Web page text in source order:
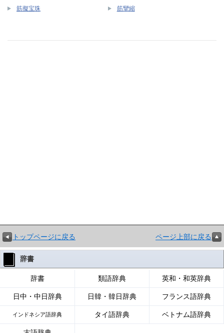
筋擬宝珠 筋攣縮
トップページに戻る ページ上部に戻る
辞書
辞書 類語辞典 英和・和英辞典
日中・中日辞典 日韓・韓日辞典 フランス語辞典
インドネシア語辞典 タイ語辞典 ベトナム語辞典